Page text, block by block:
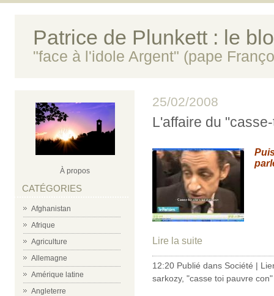
Patrice de Plunkett : le
"face à l'idole Argent" (pape
À propos
CATÉGORIES
Afghanistan
Afrique
Agriculture
Allemagne
Amérique latine
Angleterre
25/02/2008
L'affaire du
Lire la suite
12:20 Publié dans Société |
sarkozy, "casse toi pauvre con"